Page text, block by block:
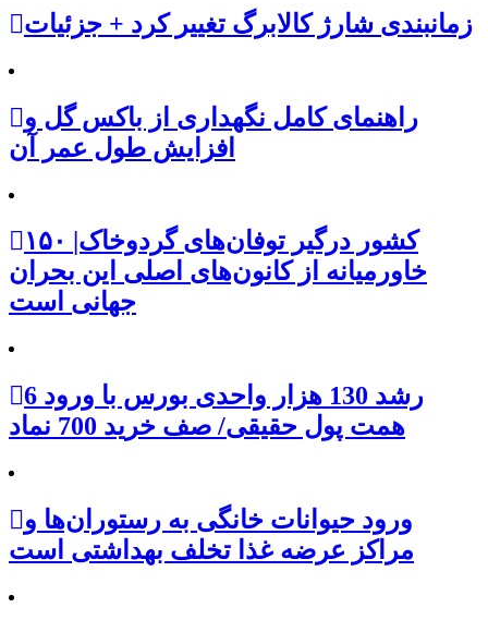
زمانبندی شارژ کالابرگ تغییر کرد + جزئیات
راهنمای کامل نگهداری از باکس گل و
افزایش طول عمر آن
۱۵۰ کشور درگیر توفان‌های گردوخاک|
خاورمیانه از کانون‌های اصلی این بحران
جهانی است
رشد 130 هزار واحدی بورس با ورود 6
همت پول حقیقی/ صف خرید 700 نماد
ورود حیوانات خانگی به رستوران‌ها و
مراکز عرضه غذا تخلف بهداشتی است